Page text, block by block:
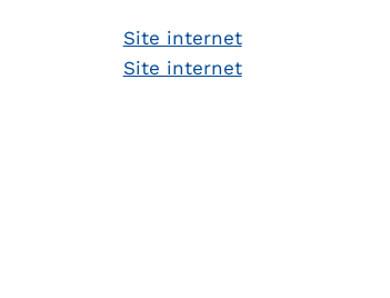
Site internet
Site internet